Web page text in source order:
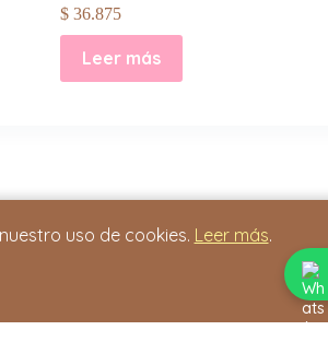
$36.875
Leer más
uso de cookies. Leer más.